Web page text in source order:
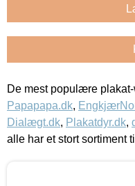
De mest populære
Papapapa.dk,
Dialægt.dk, Plakatdyr.dk,
alle har et stort sortiment